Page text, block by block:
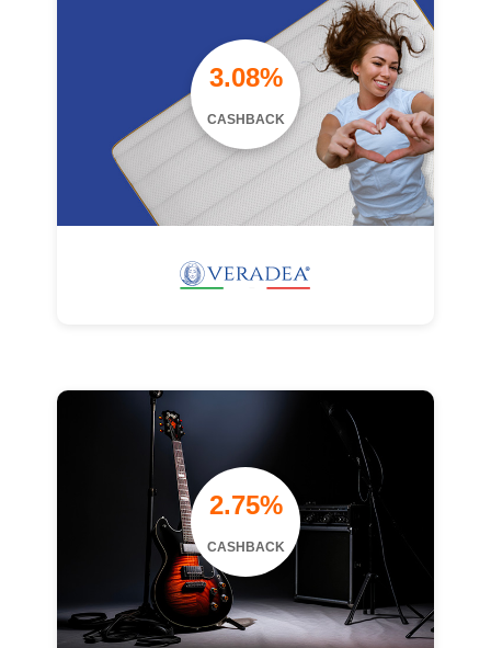
3.08%
CASHBACK
2.75%
CASHBACK